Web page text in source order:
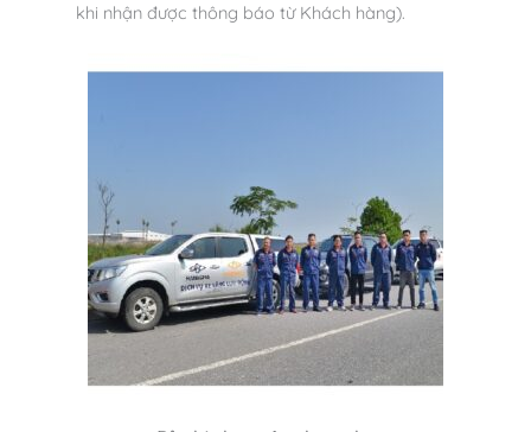
khi nhận được thông báo từ Khách hàng).